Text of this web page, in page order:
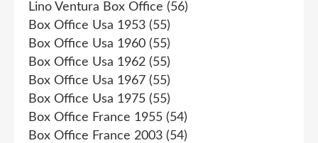
Lino Ventura Box Office (56)
Box Office Usa 1953 (55)
Box Office Usa 1960 (55)
Box Office Usa 1962 (55)
Box Office Usa 1967 (55)
Box Office Usa 1975 (55)
Box Office France 1955 (54)
Box Office France 2003 (54)